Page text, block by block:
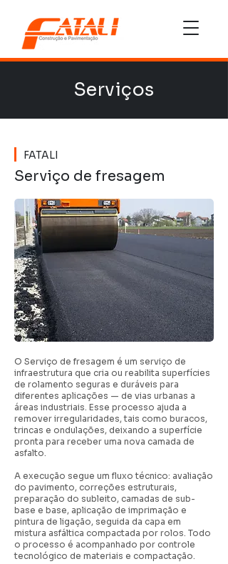
Serviços
FATALI
Serviço de fresagem
O Serviço de fresagem é um serviço de
infraestrutura que cria ou reabilita superfícies
de rolamento seguras e duráveis para
diferentes aplicações — de vias urbanas a
áreas industriais. Esse processo ajuda a
remover irregularidades, tais como buracos,
trincas e ondulações, deixando a superfície
pronta para receber uma nova camada de
asfalto.
A execução segue um fluxo técnico: avaliação
do pavimento, correções estruturais,
preparação do subleito, camadas de sub-
base e base, aplicação de imprimação e
pintura de ligação, seguida da capa em
mistura asfáltica compactada por rolos. Todo
o processo é acompanhado por controle
tecnológico de materiais e compactação.